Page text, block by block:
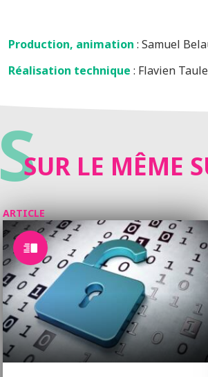
Production, animation : Samuel
Réalisation technique : Flavien
SSUR LE MÊME
ARTICLE